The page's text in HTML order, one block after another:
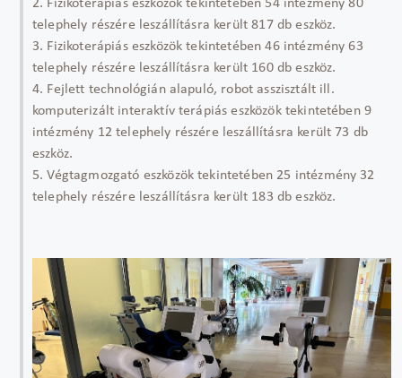
2. Fizikoterápiás eszközök tekintetében 54 intézmény 80
telephely részére leszállításra került 817 db eszköz.
3. Fizikoterápiás eszközök tekintetében 46 intézmény 63
telephely részére leszállításra került 160 db eszköz.
4. Fejlett technológián alapuló, robot asszisztált ill.
komputerizált interaktív terápiás eszközök tekintetében 9
intézmény 12 telephely részére leszállításra került 73 db
eszköz.
5. Végtagmozgató eszközök tekintetében 25 intézmény 32
telephely részére leszállításra került 183 db eszköz.